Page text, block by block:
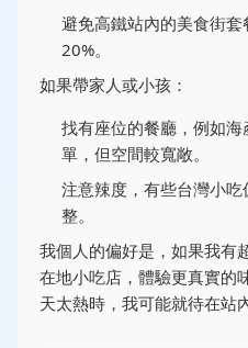
避免高鐵站內的美食街
20%。
如果帶家人或小孩：
找有座位的餐廳，例如
單，但空間較寬敞。
注意辣度，有些台灣小
整。
我個人的偏好是，如果我有
在地小吃店，體驗更真實的
天太熱時，我可能就待在站